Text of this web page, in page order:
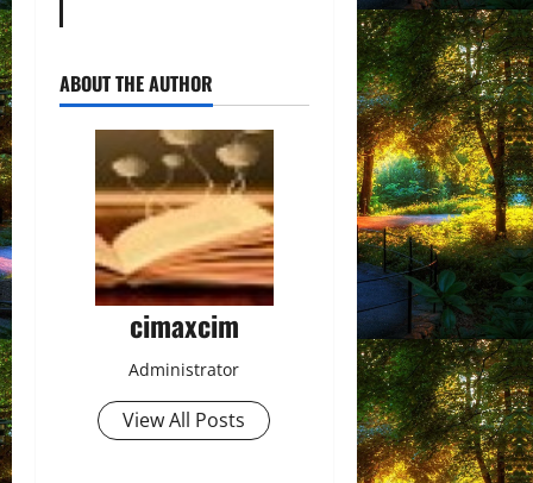
ABOUT THE AUTHOR
cimaxcim
Administrator
View All Posts